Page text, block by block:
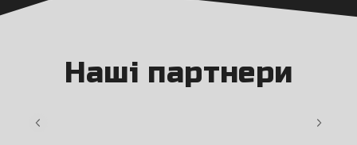
Наші партнери